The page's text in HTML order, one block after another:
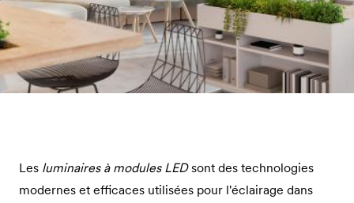
Les luminaires à modules LEDsont des technologies
modernes et efficaces utilisées pour l'éclairage dans